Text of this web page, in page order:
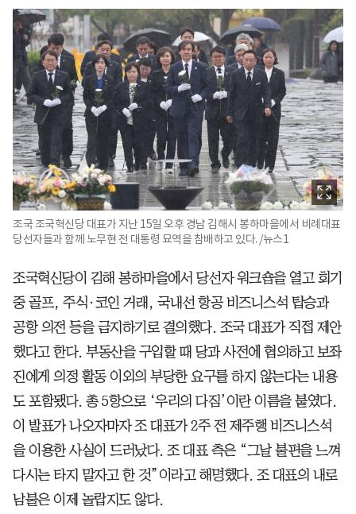
조국 조국혁신당 대표가 지난 15일 오후 경남 김해시 봉하마을에서 비례대표
당선자들과 함께 노무현 전 대통령 묘역을 참배하고 있다. /뉴스1
조국혁신당이 김해 봉하마을에서 당선자 워크숍을 열고 회기
중 골프, 주식·코인 거래, 국내선 항공 비즈니스석 탑승과
공항 의전 등을 금지하기로 결의했다. 조국 대표가 직접 제안
했다고 한다. 부동산을 구입할 때 당과 사전에 협의하고 보좌
진에게 의정 활동 이외의 부당한 요구를 하지 않는다는 내용
도 포함됐다. 총 5항으로 ‘우리의 다짐’이란 이름을 붙였다.
이 발표가 나오자마자 조 대표가 2주 전 제주행 비즈니스석
을 이용한 사실이 드러났다. 조 대표 측은 “그날 불편을 느껴
다시는 타지 말자고 한 것”이라고 해명했다. 조 대표의 내로
남불은 이제 놀랍지도 않다.